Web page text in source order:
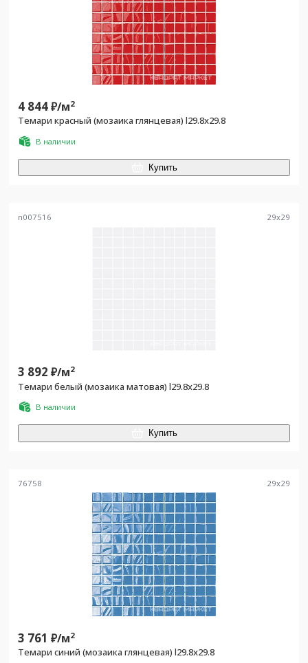
4 844₽/м2
Темари красный (мозаика глянцевая) l29.8х29.8
В наличии
Купить
n007516 29x29
3 892 ₽/м2
Темари белый (мозаика матовая) l29.8х29.8
В наличии
Купить
76758 29x29
3 761 ₽/м2
Темари синий (мозаика глянцевая) l29.8х29.8